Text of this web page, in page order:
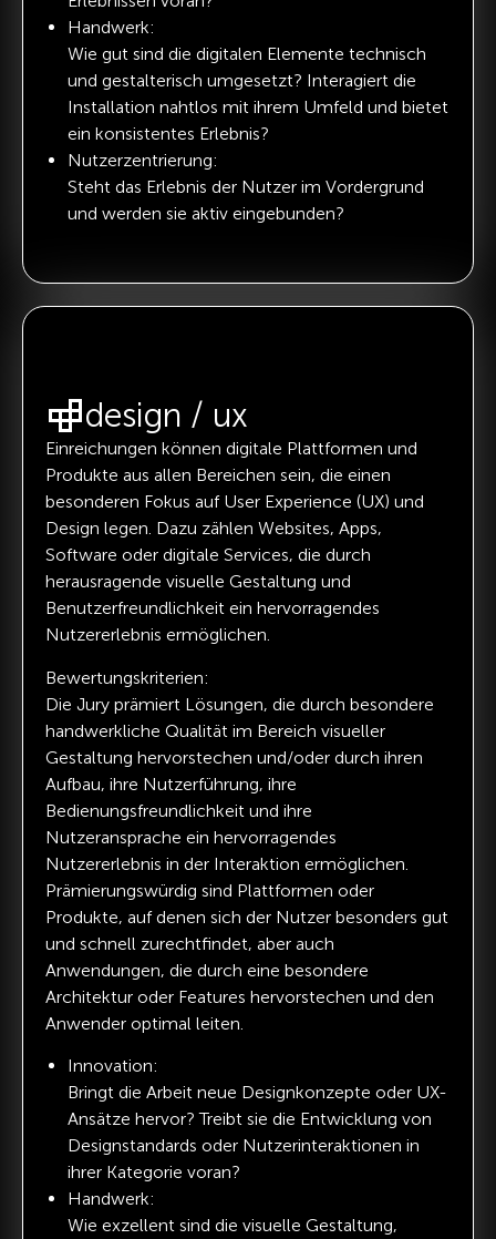
Handwerk:
Wie gut sind die digitalen Elemente technisch
und gestalterisch umgesetzt? Interagiert die
Installation nahtlos mit ihrem Umfeld und bietet
ein konsistentes Erlebnis?
Nutzerzentrierung:
Steht das Erlebnis der Nutzer im Vordergrund
und werden sie aktiv eingebunden?
design / ux
Einreichungen können digitale Plattformen und
Produkte aus allen Bereichen sein, die einen
besonderen Fokus auf User Experience (UX) und
Design legen. Dazu zählen Websites, Apps,
Software oder digitale Services, die durch
herausragende visuelle Gestaltung und
Benutzerfreundlichkeit ein hervorragendes
Nutzererlebnis ermöglichen.
Bewertungskriterien:
Die Jury prämiert Lösungen, die durch besondere
handwerkliche Qualität im Bereich visueller
Gestaltung hervorstechen und/oder durch ihren
Aufbau, ihre Nutzerführung, ihre
Bedienungsfreundlichkeit und ihre
Nutzeransprache ein hervorragendes
Nutzererlebnis in der Interaktion ermöglichen.
Prämierungswürdig sind Plattformen oder
Produkte, auf denen sich der Nutzer besonders gut
und schnell zurechtfindet, aber auch
Anwendungen, die durch eine besondere
Architektur oder Features hervorstechen und den
Anwender optimal leiten.
Innovation:
Bringt die Arbeit neue Designkonzepte oder UX-
Ansätze hervor? Treibt sie die Entwicklung von
Designstandards oder Nutzerinteraktionen in
ihrer Kategorie voran?
Handwerk:
Wie exzellent sind die visuelle Gestaltung,